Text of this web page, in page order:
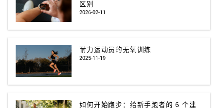
区别
2026-02-11
耐力运动员的无氧训练
2025-11-19
如何开始跑步：给新手跑者的 6 个建